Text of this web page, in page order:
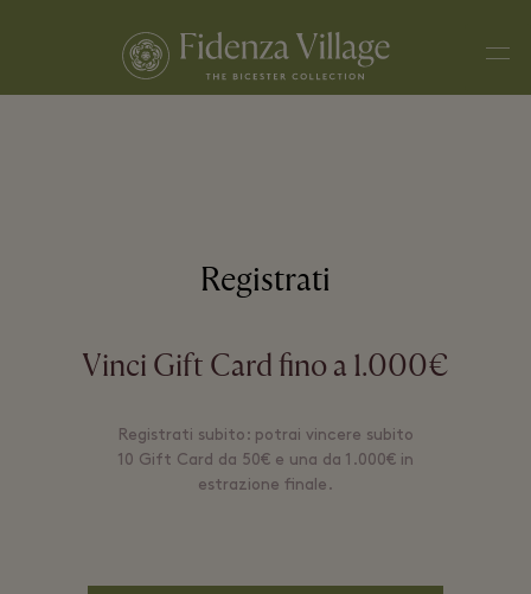
Registrati
Vinci Gift Card fino a 1.000€
Registrati subito: potrai vincere subito
10 Gift Card da 50€ e una da 1.000€ in
estrazione finale.